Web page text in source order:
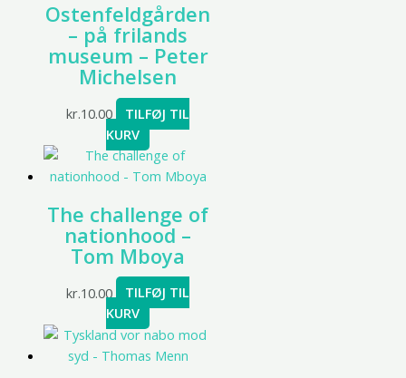
Ostenfeldgården
– på frilands
museum – Peter
Michelsen
kr.10.00
TILFØJ TIL
KURV
The challenge of
nationhood –
Tom Mboya
kr.10.00
TILFØJ TIL
KURV